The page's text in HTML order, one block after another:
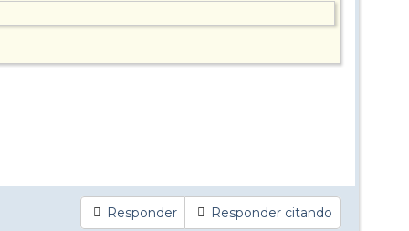
Responder Responder citando